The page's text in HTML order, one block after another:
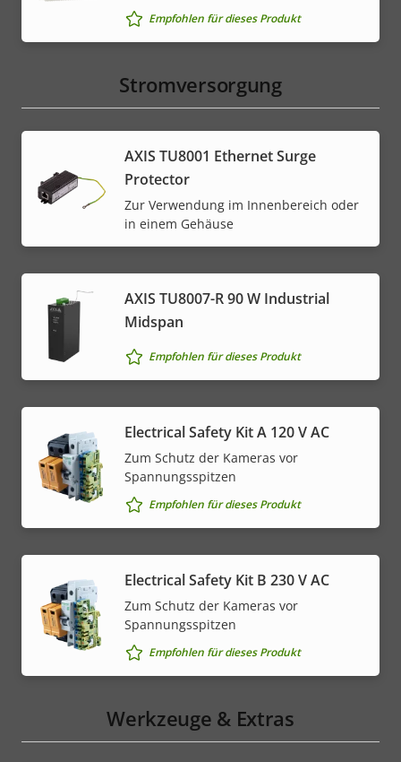
Empfohlen für dieses Produkt
Stromversorgung
AXIS TU8001 Ethernet Surge
Protector
Zur Verwendung im Innenbereich oder
in einem Gehäuse
AXIS TU8007-R 90 W Industrial
Midspan
Empfohlen für dieses Produkt
Electrical Safety Kit A 120 V AC
Zum Schutz der Kameras vor
Spannungsspitzen
Empfohlen für dieses Produkt
Electrical Safety Kit B 230 V AC
Zum Schutz der Kameras vor
Spannungsspitzen
Empfohlen für dieses Produkt
Werkzeuge & Extras